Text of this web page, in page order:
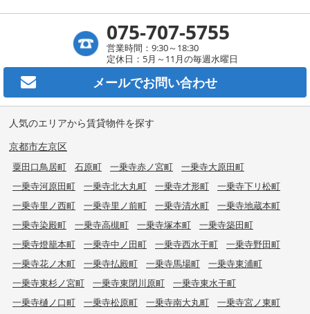
075-707-5755
営業時間：9:30～18:30
定休日：5月～11月の毎週水曜日
メールでお問い合わせ
人気のエリアから賃貸物件を探す
京都市左京区
粟田口鳥居町 石原町 一乗寺赤ノ宮町
一乗寺大原田町
一乗寺河原田町
一乗寺北大丸町 一乗寺才形町
一乗寺下リ松町
一乗寺里ノ西町
一乗寺里ノ前町 一乗寺清水町
一乗寺地蔵本町
一乗寺染殿町
一乗寺高槻町 一乗寺塚本町
一乗寺築田町
一乗寺燈籠本町
一乗寺中ノ田町 一乗寺西水干町
一乗寺野田町
一乗寺花ノ木町
一乗寺払殿町 一乗寺馬場町
一乗寺東浦町
一乗寺東杉ノ宮町
一乗寺東閉川原町
一乗寺東水干町
一乗寺樋ノ口町
一乗寺松原町 一乗寺南大丸町
一乗寺宮ノ東町